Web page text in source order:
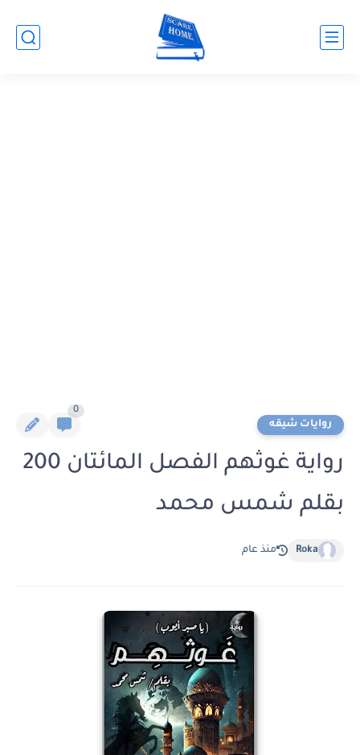
روايات شيقه
0
رواية غوثهم الفصل المائتان 200
بقلم شمس محمد
Roka منذ عام